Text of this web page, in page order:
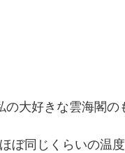
大好きな雲海閣の
ぼ同じくらいの温